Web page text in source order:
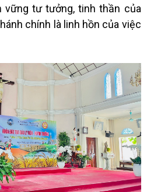
vững tư tưởng, tinh thần của
chính là linh hồn của việc